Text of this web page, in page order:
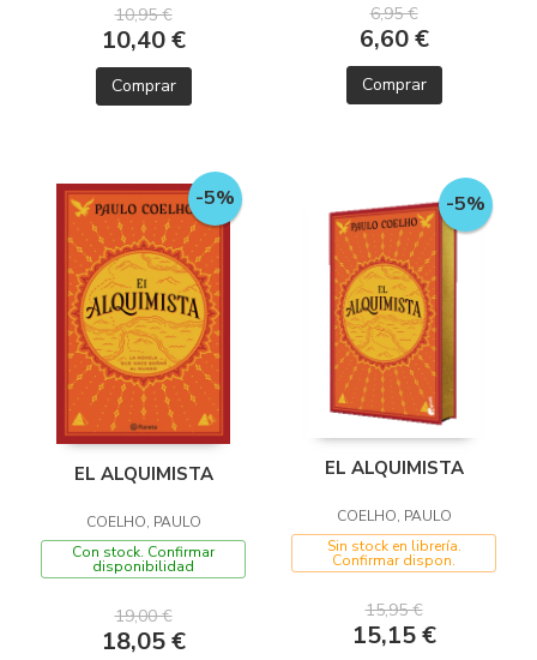
10,95 €
10,40 €
Comprar
6,95 €
6,60 €
Comprar
-5%
EL ALQUIMISTA
COELHO, PAULO
Con stock. Confirmar
disponibilidad
19,00 €
18,05 €
-5%
EL ALQUIMISTA
COELHO, PAULO
Sin stock en librería.
Confirmar dispon.
15,95 €
15,15 €